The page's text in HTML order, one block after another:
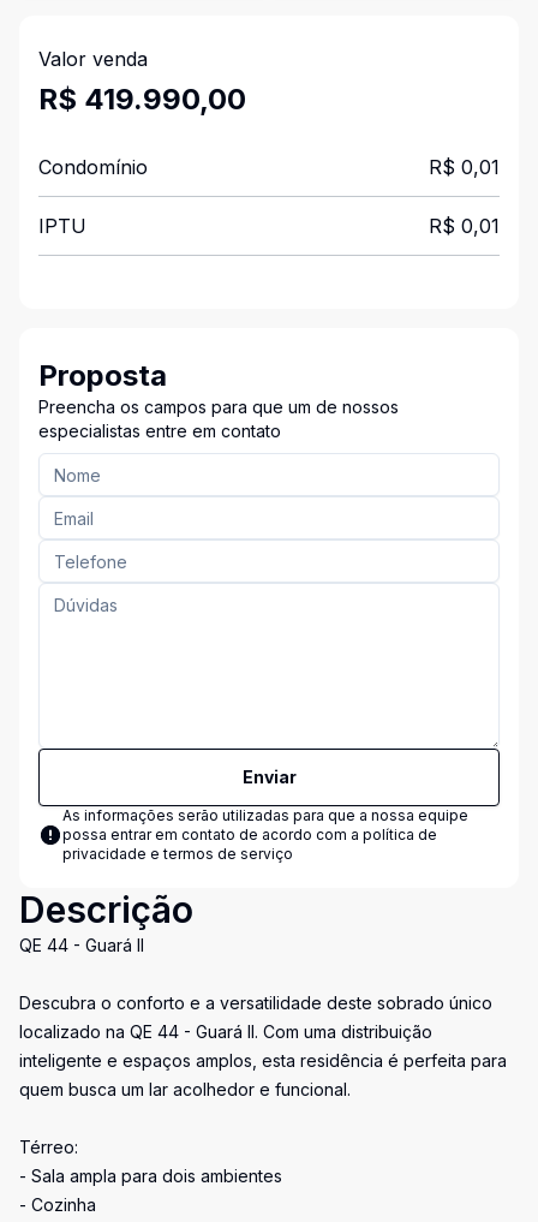
Valor venda
R$ 419.990,00
Condomínio R$ 0,01
IPTU R$ 0,01
Proposta
Preencha os campos para que um de nossos
especialistas entre em contato
Enviar
As informações serão utilizadas para que a nossa equipe
possa entrar em contato de acordo com a política de
privacidade e termos de serviço
Descrição
QE 44 - Guará II
Descubra o conforto e a versatilidade deste sobrado único
localizado na QE 44 - Guará II. Com uma distribuição
inteligente e espaços amplos, esta residência é perfeita para
quem busca um lar acolhedor e funcional.
Térreo:
- Sala ampla para dois ambientes
- Cozinha